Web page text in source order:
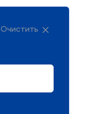
Очистить